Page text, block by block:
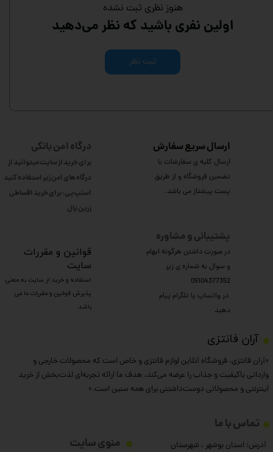
هنوز نظری ثبت نشده
اولین نفری باشید که نظر می‌دهید
ثبت نظر
ارسال سریع سفارش
ارسال کلیه ی سفارشات با
تضمین فروشگاه و از طریق
پست پیشتاز می باشد.
​آران فانتزی
«آران فانتزی، فروشگاه آنلاین لوازم فانتزی و خاص است که محصولات خارجی و
وارداتی باکیفیت و جذاب را عرضه می‌کند. هدف ما ارائه تجربه‌ای لذت‌بخش از خرید
اینترنتی و محصولاتی دوست‌داشتنی برای همه سنین است.»
منوی سایت
تماس با ما
آدرس: استان بوشهر ، شهرستان
درگاه امن بانکی
برای خرید از سایت میتوانید از
درگاه های امن زیر استفاده کنید
اسنپ پی: برای خرید اقساطی
​​​​​​​زرین پال
پشتیبانی و مشاوره
در صورت داشتن هرگونه ابهام
و سوال به شماره ی زیر
09104377352
​​​​​​​ در واتساپ یا تلگرام پیام
دهید
​قوانین و مقررات
سایت
استفاده و خرید از سایت به معنی
پذیرش قوانین و مقررات ما می
باشد.